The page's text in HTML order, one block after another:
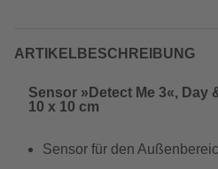
ARTIKELBESCHREIBUNG
Sensor »Detect Me 3«, Day
10 x 10 cm
Sensor für den